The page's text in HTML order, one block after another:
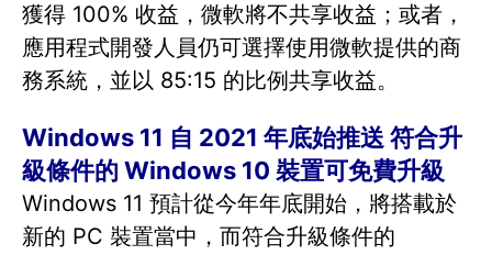
獲得 100% 收益，微軟將不共享收益；或者，
應用程式開發人員仍可選擇使用微軟提供的商
務系統，並以 85:15 的比例共享收益。
Windows 11 自 2021 年底始推送 符合升
級條件的 Windows 10 裝置可免費升級
Windows 11 預計從今年年底開始，將搭載於
新的 PC 裝置當中，而符合升級條件的